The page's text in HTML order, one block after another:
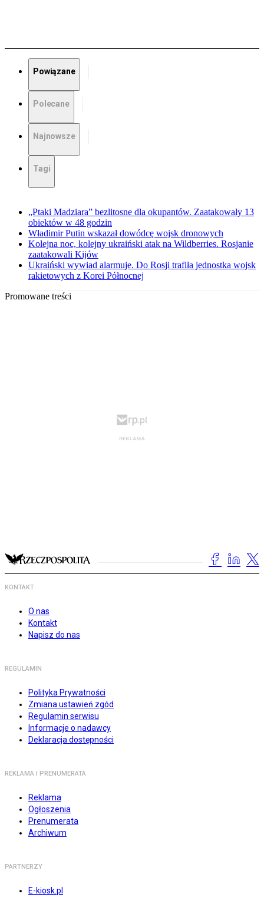
Powiązane
Polecane
Najnowsze
Tagi
„Ptaki Madziara” bezlitosne dla okupantów. Zaatakowały 13
obiektów w 48 godzin
Władimir Putin wskazał dowódcę wojsk dronowych
Kolejna noc, kolejny ukraiński atak na Wildberries. Rosjanie
zaatakowali Kijów
Ukraiński wywiad alarmuje. Do Rosji trafiła jednostka wojsk
rakietowych z Korei Północnej
Promowane treści
KONTAKT
O nas
Kontakt
Napisz do nas
REGULAMIN
Polityka Prywatności
Zmiana ustawień zgód
Regulamin serwisu
Informacje o nadawcy
Deklaracja dostępności
REKLAMA I PRENUMERATA
Reklama
Ogłoszenia
Prenumerata
Archiwum
PARTNERZY
E-kiosk.pl